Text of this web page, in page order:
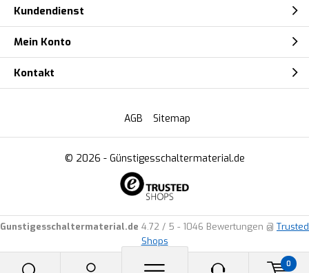
0
Kundendienst
Mein Konto
Kontakt
© 2026 - Günstigesschaltermaterial.de
AGB Sitemap
Gunstigesschaltermaterial.de 4.72 / 5 - 1046 Bewertungen @ Trusted
Shops